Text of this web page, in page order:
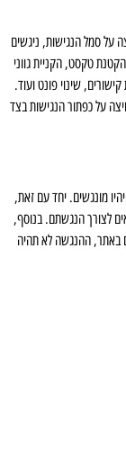
על סמל הנגישות, ניגשים
טקסט, הקניית גווני
שינוי פונט ועוד.
על כפתור הנגישות בצד
מונגשים. יחד עם זאת,
לצורך הנגשתם. בנוסף,
באתר, ההנגשה לא תהיה